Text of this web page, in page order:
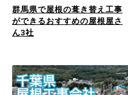
群馬県で屋根の葺き替え工事
ができるおすすめの屋根屋さ
ん3社